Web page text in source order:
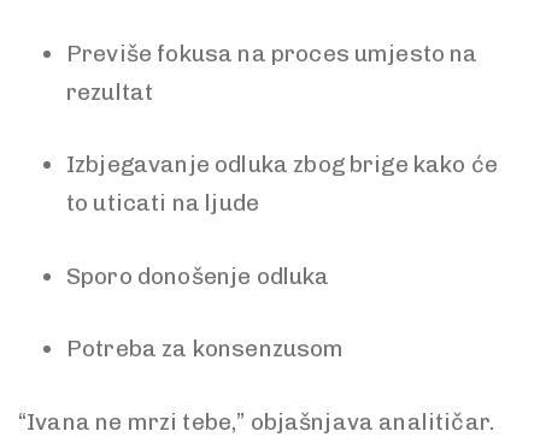
Previše fokusa na proces umjesto na
rezultat
Izbjegavanje odluka zbog brige kako će
to uticati na ljude
Sporo donošenje odluka
Potreba za konsenzusom
“Ivana ne mrzi tebe,” objašnjava analitičar.